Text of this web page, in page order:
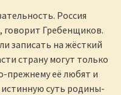
Россия
говорит Гребенщиков.
записать на жёсткий
страну могут только
прежнему её любят и
суть родины-